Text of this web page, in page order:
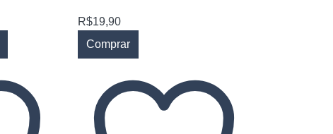
R$19,90
Comprar